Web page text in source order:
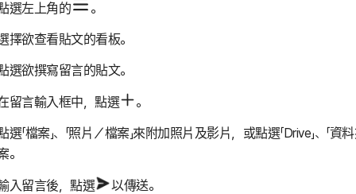
選左上角的 。
擇欲查看貼文的看板。
選欲撰寫留言的貼文。
留言輸入框中，點選 。
選「檔案」、「照片／檔案」來附加照片及影片，或點選「Drive」、「資
。
入留言後，點選 以傳送。